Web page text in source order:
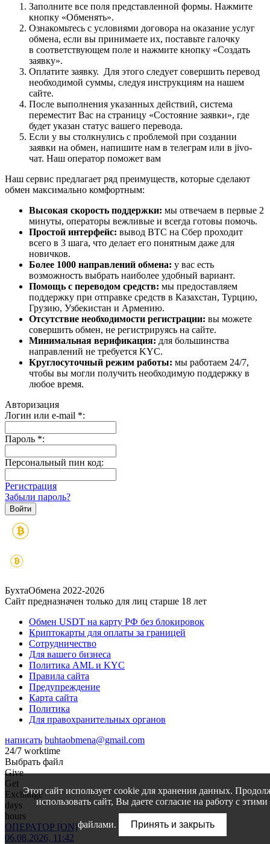
Заполните все поля представленной формы. Нажмите
кнопку «Обменять».
Ознакомьтесь с условиями договора на оказание услуг
обмена, если вы принимаете их, поставьте галочку
в соответствующем поле и нажмите кнопку «Создать
заявку».
Оплатите заявку. Для этого следует совершить перевод
необходимой суммы, следуя инструкциям на нашем
сайте.
После выполнения указанных действий, система
переместит Вас на страницу «Состояние заявки», где
будет указан статус вашего перевода.
Если у вы столкнулись с проблемой при создании
заявки на обмен, напишите нам в телеграм или в jivo-
чат. Наш оператор поможет вам
Наш сервис предлагает ряд преимуществ, которые сделают
обмен максимально комфортным:
Высокая скорость поддержки: мы отвечаем в первые 2
минуты, операторы вежливые и всегда готовы помочь.
Простой интерфейс: вывод BTC на Сбер проходит
всего в 3 шага, что делает его понятным даже для
новичков.
Более 1000 направлений обмена: у вас есть
возможность выбрать наиболее удобный вариант.
Помощь с переводом средств: мы предоставляем
поддержку при отправке средств в Казахстан, Турцию,
Грузию, Узбекистан и Армению.
Отсутствие необходимости регистрации: вы можете
совершить обмен, не регистрируясь на сайте.
Минимальная верификация: для большинства
направлений не требуется KYC.
Круглосуточный режим работы: мы работаем 24/7,
чтобы вы могли получить необходимую поддержку в
любое время.
Авторизация
Логин или e-mail *:
Пароль *:
Персональный пин код:
Регистрация
Забыли пароль?
БухтаОбмена 2022-2026
Сайт предназначен только для лиц старше 18 лет
Обмен USDT на карту РФ без блокировок
Криптокарты для оплаты за границей
Сотрудничество
Для вашего бизнеса
Политика AML и KYC
Правила сайта
Предупреждение
Карта сайта
Политика
Для правохранительных органов
написать buhtaobmena@gmail.com
24/7 worktime
Выбрать файл
Give
Get
Exchange
days
hours
ОПЕРАТОР [ON]
06.08.2026, 11:42
Этот сайт использует cookie для хранения данных.
использовать сайт, Вы даете согласие на работу с этими
файлами. Принять и закрыть